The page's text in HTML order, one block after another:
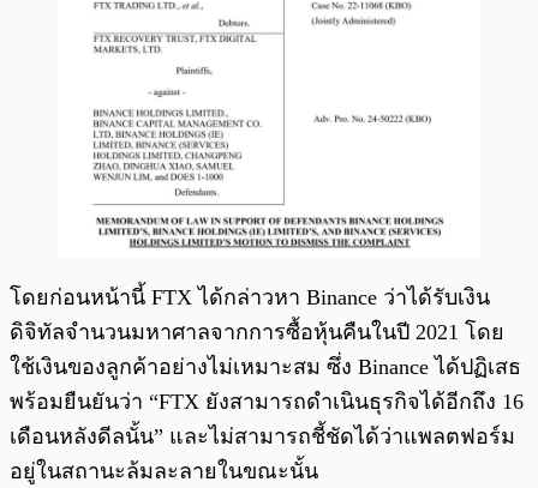
โดยก่อนหน้านี้ FTX ได้กล่าวหา Binance ว่าได้รับเงิน
ดิจิทัลจำนวนมหาศาลจากการซื้อหุ้นคืนในปี 2021 โดย
ใช้เงินของลูกค้าอย่างไม่เหมาะสม ซึ่ง Binance ได้ปฏิเสธ
พร้อมยืนยันว่า “FTX ยังสามารถดำเนินธุรกิจได้อีกถึง 16
เดือนหลังดีลนั้น” และไม่สามารถชี้ชัดได้ว่าแพลตฟอร์ม
อยู่ในสถานะล้มละลายในขณะนั้น